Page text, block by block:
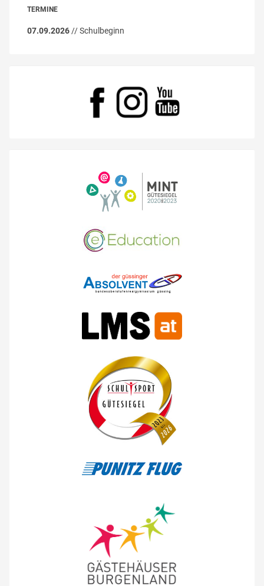
TERMINE
07.09.2026 // Schulbeginn